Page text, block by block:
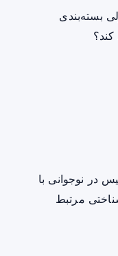
بسته‌بندی
در نوجوانی با
مرتبط